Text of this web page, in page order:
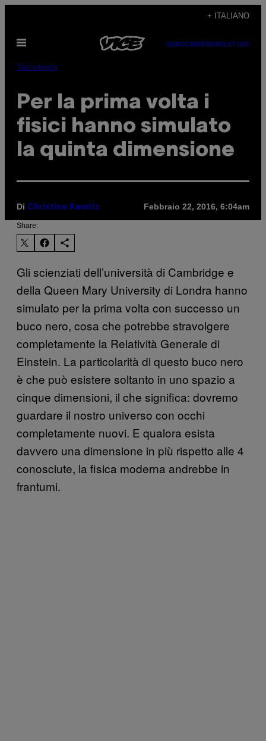
contenuto
+ ITALIANO
Apri
SUBSCRIBENEWSLETTER
Tecnología
Per la prima volta i
fisici hanno simulato
la quinta dimensione
Di Christine Kewitz Febbraio 22, 2016, 6:04am
Share:
Gli scienziati dell’università di Cambridge e
della Queen Mary University di Londra hanno
simulato per la prima volta con successo un
buco nero, cosa che potrebbe stravolgere
completamente la Relatività Generale di
Einstein. La particolarità di questo buco nero
è che può esistere soltanto in uno spazio a
cinque dimensioni, il che significa: dovremo
guardare il nostro universo con occhi
completamente nuovi. E qualora esista
davvero una dimensione in più rispetto alle 4
conosciute, la fisica moderna andrebbe in
frantumi.